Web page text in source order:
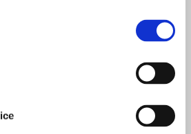
Michelle Buchanan îți
numerologia oferă
nu există recenzii